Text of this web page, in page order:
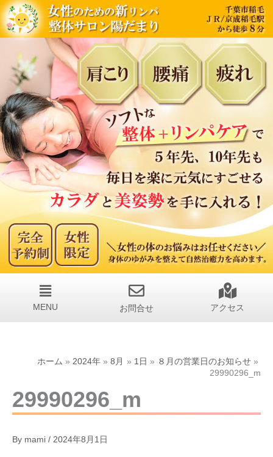
内
容
を
プ
MENU お問合せ アクセス
ホーム 2024年 8月 1日
８月の営業日のお知らせ
29990296_m
29990296_m
By mami / 2024年8月1日